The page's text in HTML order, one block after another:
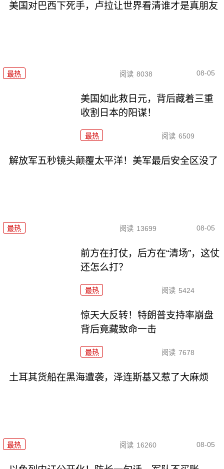
美国对巴西下死手，卢拉让世界看清谁才是真朋友
最热 阅读 8038 08-05
美国如此救日元，背后藏着三重
收割日本的阳谋！
最热 阅读 6509
解放军五秒镜头颠覆太平洋！美军最后安全区没了
最热 阅读 13699 08-05
前方在打仗，后方在“清场”，这仗
还怎么打？
最热 阅读 5424
惊天大反转！特朗普支持率崩盘
背后竟藏致命一击
最热 阅读 7678
土耳其货船在黑海遭袭，泽连斯基又惹了大麻烦
最热 阅读 16260 08-05